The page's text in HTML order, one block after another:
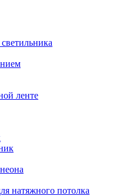
ленте
натяжного потолка